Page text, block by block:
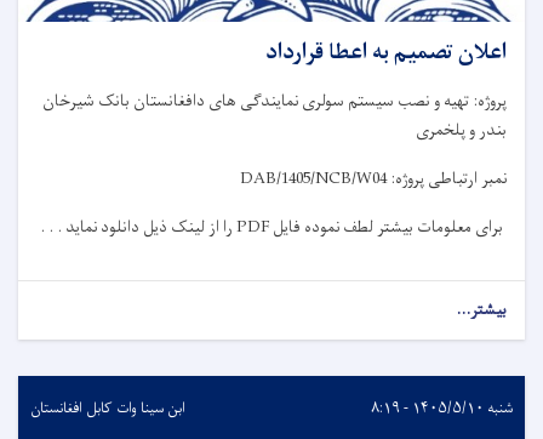
اعلان تصمیم به اعطا قرارداد
پروژه: تهیه و نصب سیستم سولری نمایندگی های دافغانستان بانک شیرخان
بندر و پلخمری
نمبر ارتباطی پروژه: DAB/1405/NCB/W04
برای معلومات بیشتر لطف نموده فایلPDFرا از لینک ذیل دانلود نماید . . .
بیشتر...
شنبه ۱۴۰۵/۵/۱۰ - ۸:۱۹ ابن سینا وات کابل افغانستان